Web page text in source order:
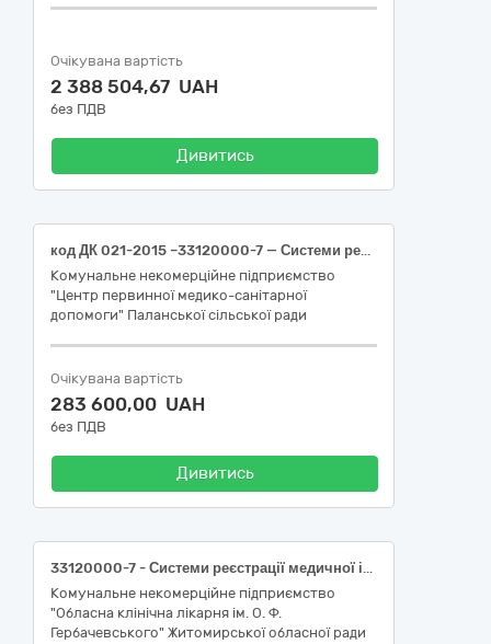
Очікувана вартість
2 388 504,67 UAH
без ПДВ
Дивитись
код ДК 021-2015 –33120000-7 — Системи реєстрації медичної інформації та дослідне обладнання(Отоскоп,код згідно з ДК 021-2015 –33124100-6 — Діагностичні прилади, код НК 024:2023: 12849 – Отоскоп,прямий-8штук; Пікфлоуметр (спірометр) код згідно з ДК 021-2015 –33124100-6 — Діагностичні прилади, код НК 024:2023: 13680 – Діагностувальний спірометр-9штук; Дерматоскоп код згідно з ДК 021-2015 –33124100-6 — Діагностичні прилади, код НК 024:2023: 18021 - Дерматоскоп оптичний-14штук; Апарат для вимірювання рівня глюкози /холестерину в крові код згідно з ДК 021-2015 –33124100-6 — Діагностичні прилади , код НК 024:2023:Код 62646 — Глюкометр для використання біля пацієнта IVD (діагностика in vitro) з живленням від батареї - 10штук; Тест смужки для вимірювання рівня холестерину в крові, (25шт.)ДК 021:2015 – 33124131-2 Індикаторні смужки, код НК 024:2023 - 30222 Загальний холестерин IVD (діагностика in vitro), набір, імунохемілюмінесцентний аналіз, експрес-аналіз ; код EMDN за НК 031:2024 W01010205-Холестерин)(25шт.) -8штук; Бумага для ЕКГ розмір 210*20 код згідно з ДК 021-2015 –33124130-6 — Діагностичне приладдя , код НК 024:2023:Код 16754 — Папір для реєстрації електрокардіограм-30штук;(або аналоги).
Комунальне некомерційне підприємство
"Центр первинної медико-санітарної
допомоги" Паланської сільської ради
Очікувана вартість
283 600,00 UAH
без ПДВ
Дивитись
33120000-7 - Системи реєстрації медичної інформації та дослідне обладнання (Датчик SpO2; Кабель ЕКГ; Манжети)
Комунальне некомерційне підприємство
"Обласна клінічна лікарня ім. О. Ф.
Гербачевського" Житомирської обласної ради